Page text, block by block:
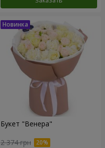
Букет "Венера"
2 374 грн